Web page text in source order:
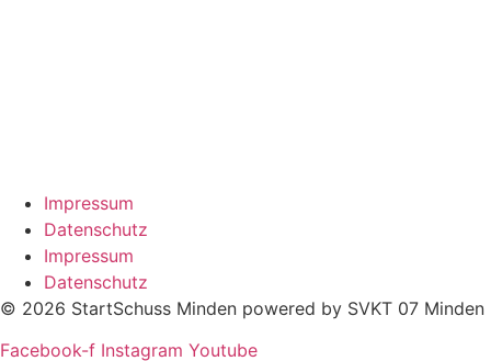
Impressum
Datenschutz
Impressum
Datenschutz
© 2026 StartSchuss Minden powered by SVKT 07 Minden
Facebook-f Instagram Youtube